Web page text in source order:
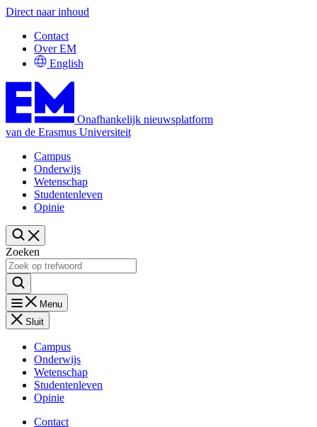
Direct naar inhoud
Contact
Over EM
English
Onafhankelijk nieuwsplatform
van de Erasmus Universiteit
Campus
Onderwijs
Wetenschap
Studentenleven
Opinie
Zoeken
Menu
Sluit
Campus
Onderwijs
Wetenschap
Studentenleven
Opinie
Contact